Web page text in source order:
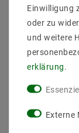
Einwilligung
oder zu
und weitere
erklärung.
Externe